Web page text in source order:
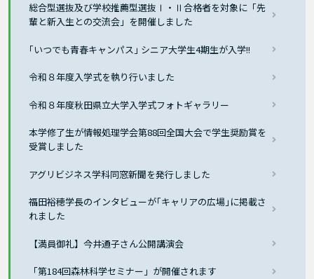
総合型選抜及び学校推薦型選抜Ⅰ・Ⅱ合格者を対象に「先
輩と新入生との交流会」を開催しました
｢いつでも青春キャンパス｣ シニア大学生4期生が入学!!
令和８年度入学式を執り行いました
令和８年度秋田県立大学入学式フォトギャラリー
本学修了生が情報処理学会第88回全国大会で学生奨励賞を
受賞しました
アグリビジネス学科同窓新聞を発行しました
福田裕穂学長のインタビューが｢キャリアの広場｣に掲載さ
れました
【満員御礼】今井通子さん公開講演会
「第184回森林科学セミナー」が開催されます